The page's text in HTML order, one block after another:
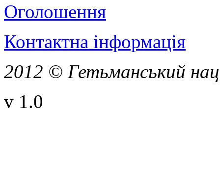
Оголошення
Контактна інформація
2012 © Гетьманський
v 1.0